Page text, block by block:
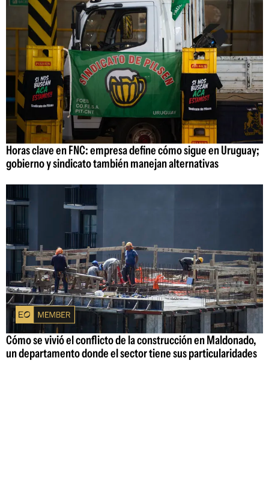
Horas clave en FNC: empresa define cómo sigue en Uruguay;
gobierno y sindicato también manejan alternativas
Cómo se vivió el conflicto de la construcción en Maldonado,
un departamento donde el sector tiene sus particularidades